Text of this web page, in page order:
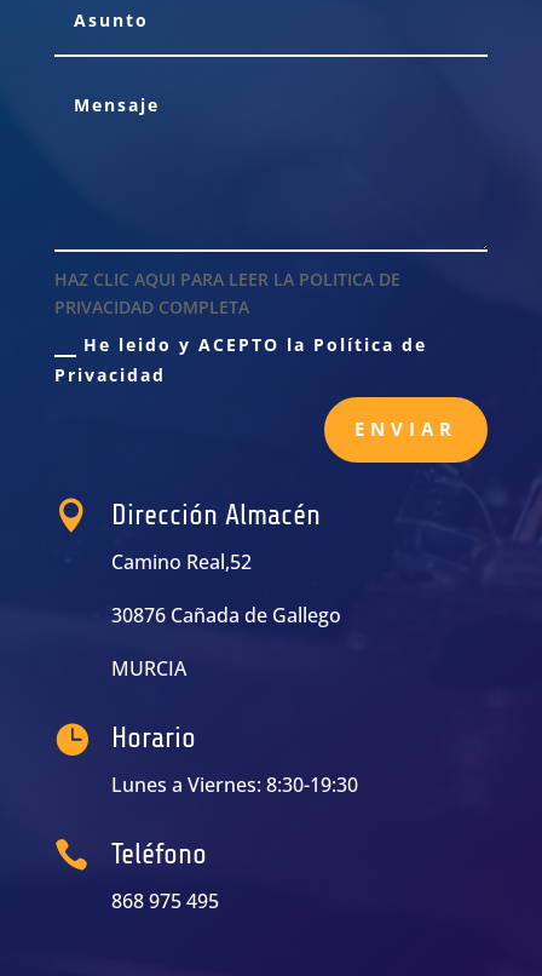
HAZ CLIC AQUI PARA LEER LA POLITICA DE
PRIVACIDAD COMPLETA
He leido y ACEPTO la Política de
Privacidad
ENVIAR
 Dirección Almacén
Camino Real,52
30876 Cañada de Gallego
MURCIA
 Horario
Lunes a Viernes: 8:30-19:30
 Teléfono
868 975 495